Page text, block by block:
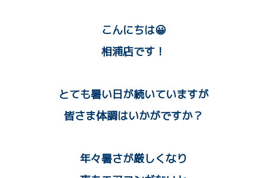
こんにちは😀
相浦店です！
とても暑い日が続いていますが
皆さま体調はいかがですか？
年々暑さが厳しくなり